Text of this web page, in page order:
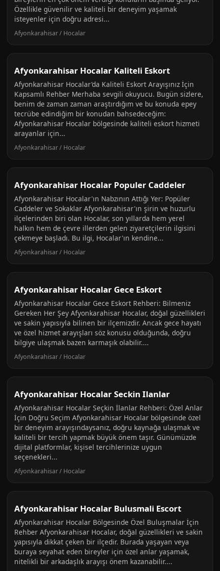
Özellikle güvenilir ve kaliteli bir deneyim yaşamak
isteyenler için doğru adresi...
Afyonkarahisar / Hocalar
Afyonkarahisar Hocalar Kaliteli Eskort
Afyonkarahisar Hocalar’da Kaliteli Eskort Arayışınız İçin
Kapsamlı Rehber Merhaba sevgili okuyucu. Bugün sizlere,
benim de zaman zaman araştırdığım ve bu konuda epey
tecrübe edindiğim bir konudan bahsedeceğim:
Afyonkarahisar Hocalar bölgesinde kaliteli eskort hizmeti
arayanlar için...
Afyonkarahisar / Hocalar
Afyonkarahisar Hocalar Populer Caddeler
Afyonkarahisar Hocalar'ın Nabzının Attığı Yer: Popüler
Caddeler ve Sokaklar Afyonkarahisar'ın şirin ve huzurlu
ilçelerinden biri olan Hocalar, son yıllarda hem yerel
halkın hem de çevre illerden gelen ziyaretçilerin ilgisini
çekmeye başladı. Bu ilgi, Hocalar'ın kendine...
Afyonkarahisar / Hocalar
Afyonkarahisar Hocalar Gece Eskort
Afyonkarahisar Hocalar Gece Eskort Rehberi: Bilmeniz
Gereken Her Şey Afyonkarahisar Hocalar, doğal güzellikleri
ve sakin yapısıyla bilinen bir ilçemizdir. Ancak gece hayatı
ve özel hizmet arayışları söz konusu olduğunda, doğru
bilgiye ulaşmak bazen karmaşık olabilir....
Afyonkarahisar / Hocalar
Afyonkarahisar Hocalar Seckin Ilanlar
Afyonkarahisar Hocalar Seçkin İlanlar Rehberi: Özel Anlar
İçin Doğru Seçim Afyonkarahisar Hocalar bölgesinde özel
bir deneyim arayışındaysanız, doğru kaynağa ulaşmak ve
kaliteli bir tercih yapmak büyük önem taşır. Günümüzde
dijital platformlar, kişisel tercihlerinize uygun
seçenekleri...
Afyonkarahisar / Hocalar
Afyonkarahisar Hocalar Bulusmali Escort
Afyonkarahisar Hocalar Bölgesinde Özel Buluşmalar İçin
Rehber Afyonkarahisar Hocalar, doğal güzellikleri ve sakin
yapısıyla dikkat çeken bir ilçedir. Burada yaşayan veya
buraya seyahat eden bireyler için özel anlar yaşamak,
nitelikli bir arkadaşlık arayışı önem kazanabilir....